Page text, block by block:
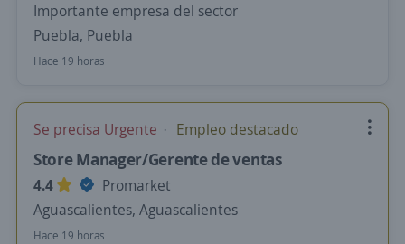
Importante empresa del sector
Puebla, Puebla
Hace 19 horas
Se precisa Urgente Empleo destacado
Store Manager/Gerente de ventas
4.4
Promarket
Aguascalientes, Aguascalientes
Hace 19 horas